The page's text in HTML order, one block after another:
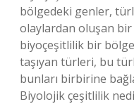
bölgedeki genler,
olaylardan oluşan
biyoçeşitlilik bir
taşıyan türleri, bu
bunları birbirine
Biyolojik çeşitlilik